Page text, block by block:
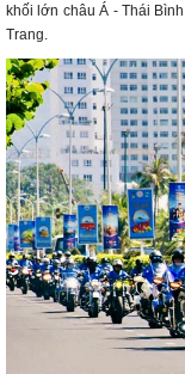
khối lớn châu Á - Thái
Trang.